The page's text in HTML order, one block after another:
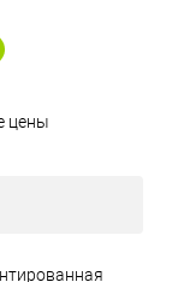
цены